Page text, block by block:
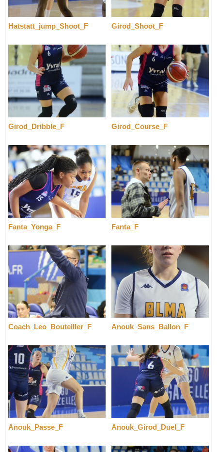
Hatstatt_jump_Shoot_F Girod_Shoot_F
Girod_Dribble_F Girod_Course_F
Fanta_Yonga_F Fanta_F
Coach_Leo_Bouteiller_F Anouk_Sans_Ballon_F
Anouk_Passe_F Anouk_Girod_Duel_F